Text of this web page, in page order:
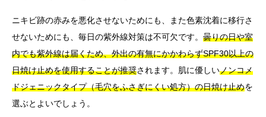
ニキビ跡の赤みを悪化させないためにも、また色素沈着に移行さ
せないためにも、毎日の紫外線対策は不可欠です。 曇りの日や室
内でも紫外線は届くため、外出の有無にかかわらずSPF30以上の
日焼け止めを使用することが推奨されます。肌に優しいノンコメ
ドジェニックタイプ（毛穴をふさぎにくい処方）の日焼け止めを
選ぶとよいでしょう。